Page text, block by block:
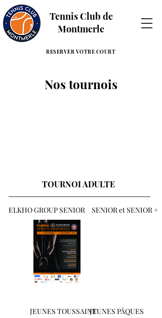
Tennis Club de
Montmerle
RESERVER VOTRE COURT
Nos tournois
TOURNOI ADULTE
ELKHO GROUP SENIOR SENIOR et SENIOR +
JEUNES TOUSSAINTJEUNES PÂQUES